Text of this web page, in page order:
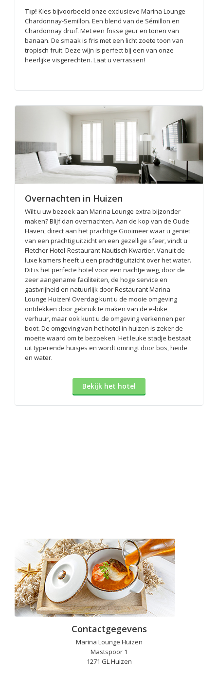
Tip! Kies bijvoorbeeld onze exclusieve Marina Lounge
Chardonnay-Semillon. Een blend van de Sémillon en
Chardonnay druif. Met een frisse geur en tonen van
banaan. De smaak is fris met een licht zoete toon van
tropisch fruit. Deze wijn is perfect bij een van onze
heerlijke visgerechten. Laat u verrassen!
Overnachten in Huizen
Wilt u uw bezoek aan Marina Lounge extra bijzonder
maken? Blijf dan overnachten. Aan de kop van de Oude
Haven, direct aan het prachtige Gooimeer waar u geniet
van een prachtig uitzicht en een gezellige sfeer, vindt u
Fletcher Hotel-Restaurant Nautisch Kwartier. Vanuit de
luxe kamers heeft u een prachtig uitzicht over het water.
Dit is het perfecte hotel voor een nachtje weg, door de
zeer aangename faciliteiten, de hoge service en
gastvrijheid en natuurlijk door Restaurant Marina
Lounge Huizen! Overdag kunt u de mooie omgeving
ontdekken door gebruik te maken van de e-bike
verhuur, maar ook kunt u de omgeving verkennen per
boot. De omgeving van het hotel in huizen is zeker de
moeite waard om te bezoeken. Het leuke stadje bestaat
uit typerende huisjes en wordt omringt door bos, heide
en water.
Bekijk het hotel
Contactgegevens
Marina Lounge Huizen
Mastspoor 1
1271 GL Huizen